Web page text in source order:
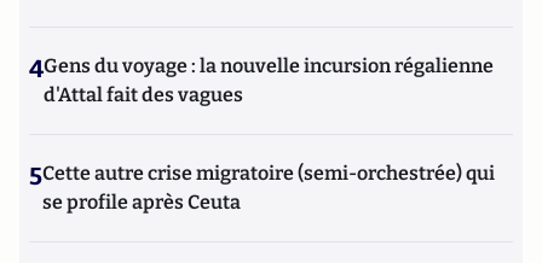
4Gens du voyage : la nouvelle incursion régalienne
d'Attal fait des vagues
5Cette autre crise migratoire (semi-orchestrée) qui
se profile après Ceuta